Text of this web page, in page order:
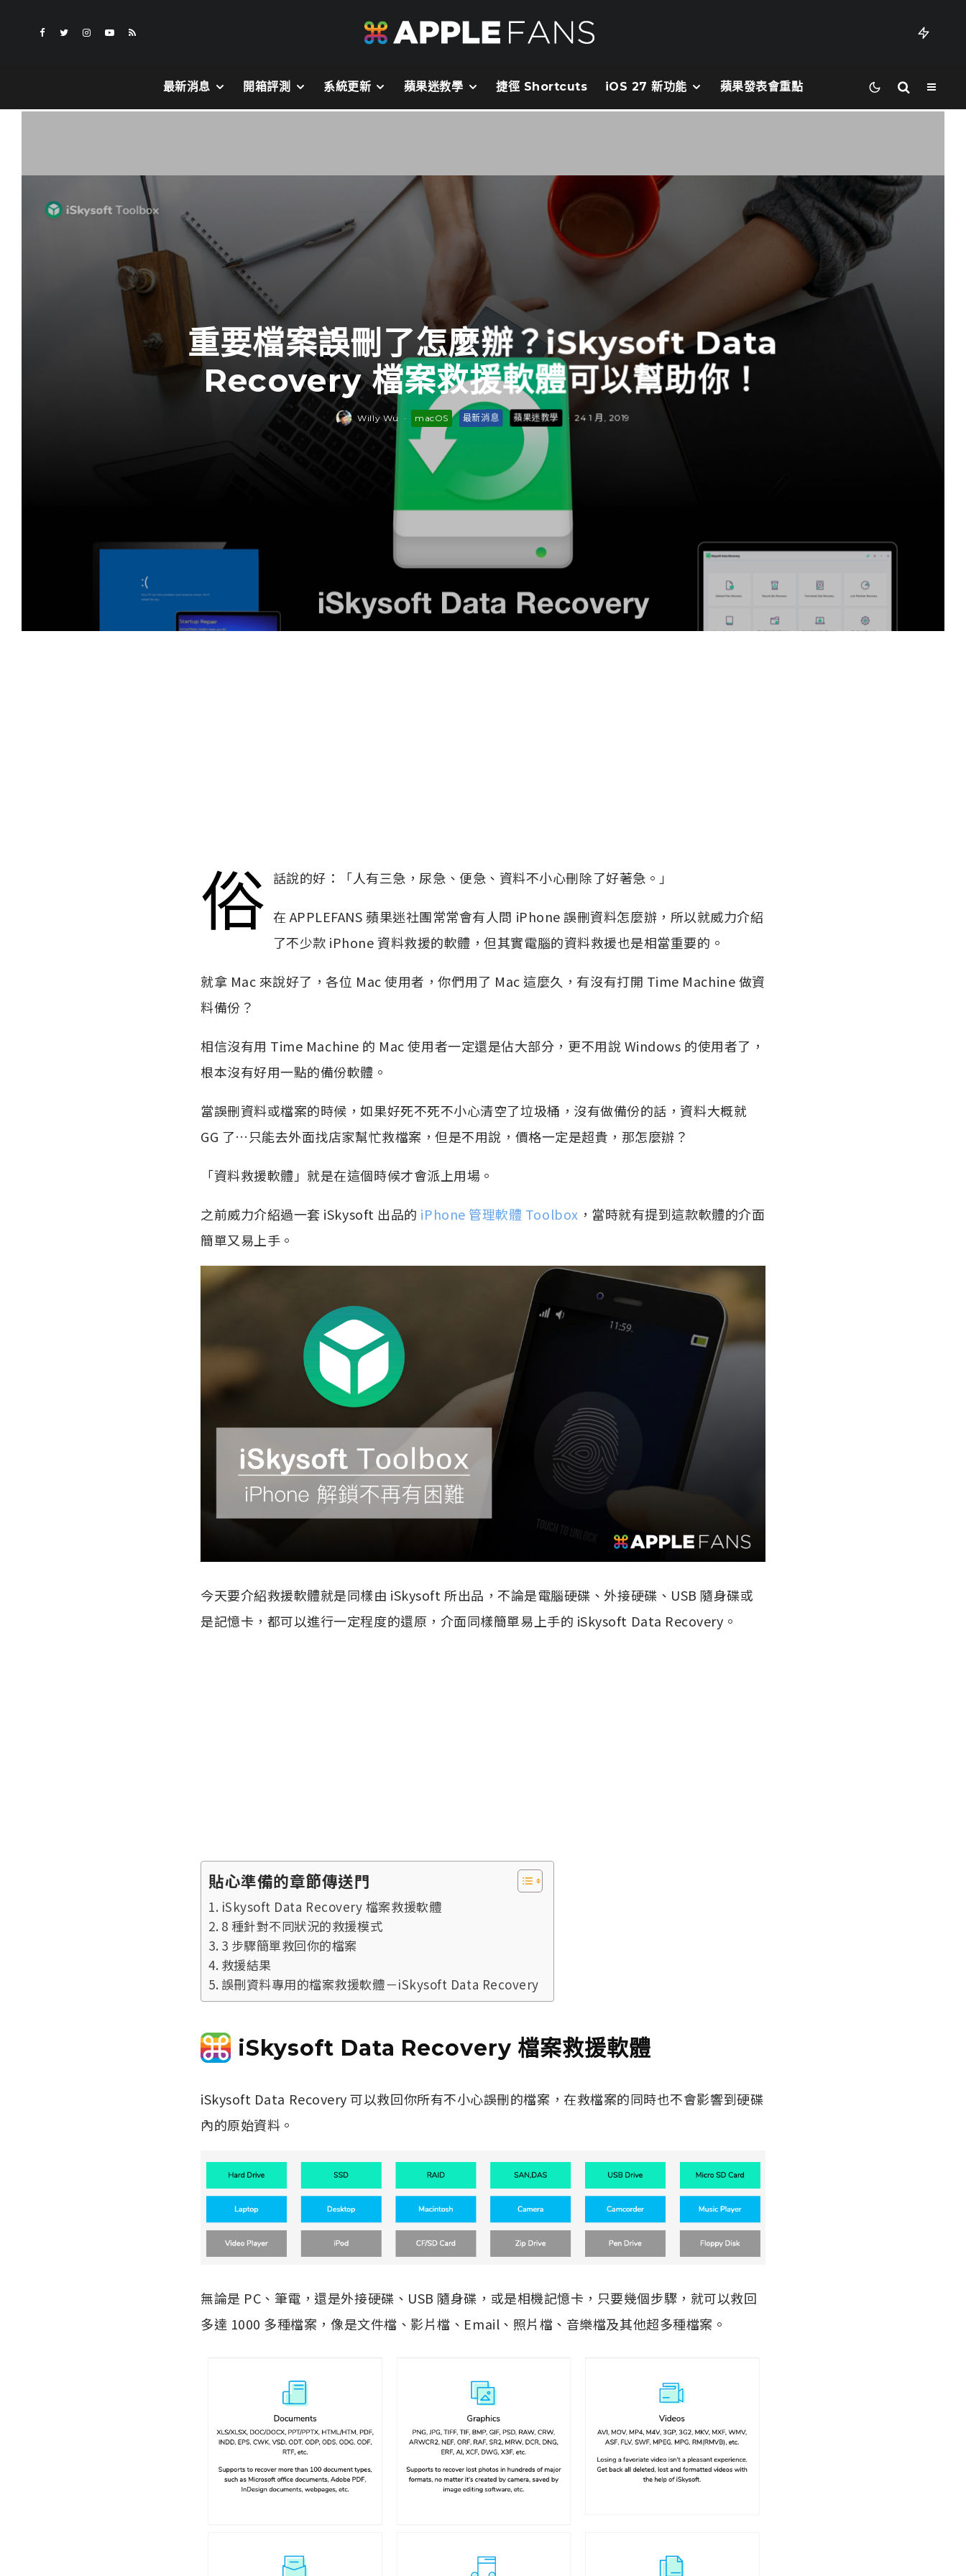
最新消息 開箱評測 系統更新 蘋果迷教學 捷徑 Shortcuts iOS 27 新功能 蘋果發表會重點
重要檔案誤刪了怎麼辦？iSkysoft Data
Recovery 檔案救援軟體可以幫助你！
Willy Wu · macOS 最新消息 蘋果迷教學 · 24 1 月, 2019
俗 話說的好：「人有三急，尿急、便急、資料不小心刪除了好著急。」
在 APPLEFANS 蘋果迷社團常常會有人問 iPhone 誤刪資料怎麼辦，所以就威力介紹
了不少款 iPhone 資料救援的軟體，但其實電腦的資料救援也是相當重要的。
就拿 Mac 來說好了，各位 Mac 使用者，你們用了 Mac 這麼久，有沒有打開 Time Machine 做資
料備份？
相信沒有用 Time Machine 的 Mac 使用者一定還是佔大部分，更不用說 Windows 的使用者了，
根本沒有好用一點的備份軟體。
當誤刪資料或檔案的時候，如果好死不死不小心清空了垃圾桶，沒有做備份的話，資料大概就
GG 了…只能去外面找店家幫忙救檔案，但是不用說，價格一定是超貴，那怎麼辦？
「資料救援軟體」就是在這個時候才會派上用場。
之前威力介紹過一套 iSkysoft 出品的 iPhone 管理軟體 Toolbox ，當時就有提到這款軟體的介面
簡單又易上手。
今天要介紹救援軟體就是同樣由 iSkysoft 所出品，不論是電腦硬碟、外接硬碟、USB 隨身碟或
是記憶卡，都可以進行一定程度的還原，介面同樣簡單易上手的 iSkysoft Data Recovery。
貼心準備的章節傳送門
iSkysoft Data Recovery 檔案救援軟體
8 種針對不同狀況的救援模式
3 步驟簡單救回你的檔案
救援結果
誤刪資料專用的檔案救援軟體－iSkysoft Data Recovery
iSkysoft Data Recovery 檔案救援軟體
iSkysoft Data Recovery 可以救回你所有不小心誤刪的檔案，在救檔案的同時也不會影響到硬碟
內的原始資料。
無論是 PC、筆電，還是外接硬碟、USB 隨身碟，或是相機記憶卡，只要幾個步驟，就可以救回
多達 1000 多種檔案，像是文件檔、影片檔、Email、照片檔、音樂檔及其他超多種檔案。